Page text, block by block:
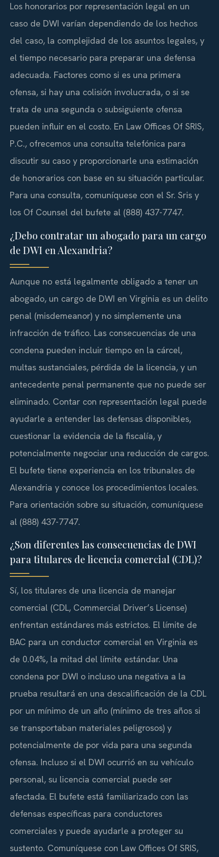
Los honorarios por representación legal en un
caso de DWI varían dependiendo de los hechos
del caso, la complejidad de los asuntos legales, y
el tiempo necesario para preparar una defensa
adecuada. Factores como si es una primera
ofensa, si hay una colisión involucrada, o si se
trata de una segunda o subsiguiente ofensa
pueden influir en el costo. En Law Offices Of SRIS,
P.C., ofrecemos una consulta telefónica para
discutir su caso y proporcionarle una estimación
de honorarios con base en su situación particular.
Para una consulta, comuníquese con el Sr. Sris y
los Of Counsel del bufete al (888) 437-7747.
¿Debo contratar un abogado para un cargo
de DWI en Alexandria?
Aunque no está legalmente obligado a tener un
abogado, un cargo de DWI en Virginia es un delito
penal (misdemeanor) y no simplemente una
infracción de tráfico. Las consecuencias de una
condena pueden incluir tiempo en la cárcel,
multas sustanciales, pérdida de la licencia, y un
antecedente penal permanente que no puede ser
eliminado. Contar con representación legal puede
ayudarle a entender las defensas disponibles,
cuestionar la evidencia de la fiscalía, y
potencialmente negociar una reducción de cargos.
El bufete tiene experiencia en los tribunales de
Alexandria y conoce los procedimientos locales.
Para orientación sobre su situación, comuníquese
al (888) 437-7747.
¿Son diferentes las consecuencias de DWI
para titulares de licencia comercial (CDL)?
Sí, los titulares de una licencia de manejar
comercial (CDL, Commercial Driver’s License)
enfrentan estándares más estrictos. El límite de
BAC para un conductor comercial en Virginia es
de 0.04%, la mitad del límite estándar. Una
condena por DWI o incluso una negativa a la
prueba resultará en una descalificación de la CDL
por un mínimo de un año (mínimo de tres años si
se transportaban materiales peligrosos) y
potencialmente de por vida para una segunda
ofensa. Incluso si el DWI ocurrió en su vehículo
personal, su licencia comercial puede ser
afectada. El bufete está familiarizado con las
defensas específicas para conductores
comerciales y puede ayudarle a proteger su
sustento. Comuníquese con Law Offices Of SRIS,